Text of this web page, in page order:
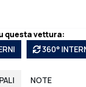
questa vettura:
360°
NOTE